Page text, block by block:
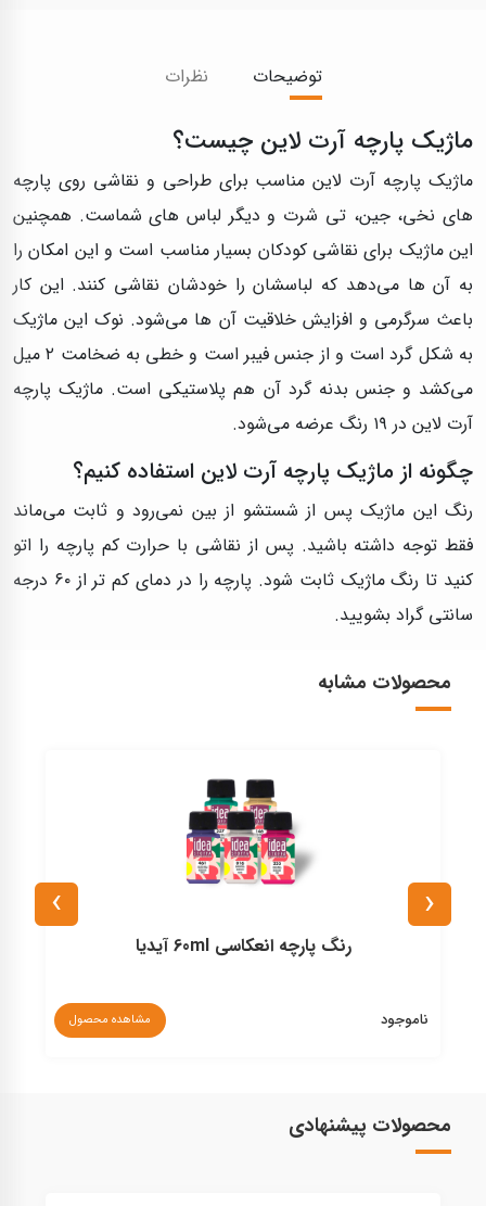
توضیحات نظرات
ماژیک پارچه آرت لاین چیست؟
ماژیک پارچه آرت لاین مناسب برای طراحی و نقاشی روی پارچه
های نخی، جین، تی شرت و دیگر لباس های شماست. همچنین
این ماژیک برای نقاشی کودکان بسیار مناسب است و این امکان را
به آن ها می‌دهد که لباسشان را خودشان نقاشی کنند. این کار
باعث سرگرمی و افزایش خلاقیت آن ها می‌شود. نوک این ماژیک
به شکل گرد است و از جنس فیبر است و خطی به ضخامت ۲ میل
می‌کشد و جنس بدنه گرد آن هم پلاستیکی است. ماژیک پارچه
آرت لاین در ۱۹ رنگ عرضه می‌‌شود.
چگونه از ماژیک پارچه آرت لاین استفاده کنیم؟
رنگ این ماژیک پس از شستشو از بین نمی‌رود و ثابت می‌ماند
فقط توجه داشته باشید. پس از نقاشی با حرارت کم پارچه را اتو
کنید تا رنگ ماژیک ثابت شود. پارچه را در دمای کم تر از ۶۰ درجه
سانتی گراد بشویید.
محصولات مشابه
رنگ پارچه انعکاسی 60ml آیدیا
ناموجود مشاهده محصول
‹
›
محصولات پیشنهادی